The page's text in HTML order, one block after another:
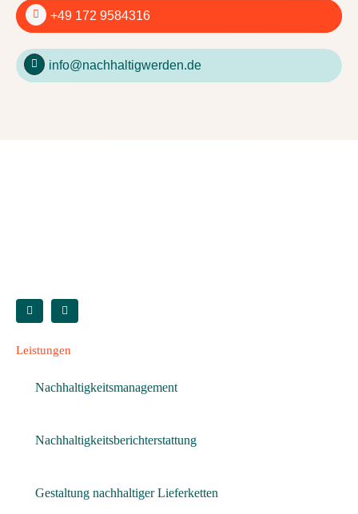
+49 172 9584316
info@nachhaltigwerden.de
Leistungen
Nachhaltigkeitsmanagement
Nachhaltigkeitsberichterstattung
Gestaltung nachhaltiger Lieferketten